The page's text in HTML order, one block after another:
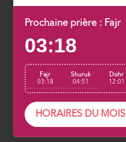
Prochaine prière : Fajr
03:18
Fajr
03:18
Shuruk
04:51
Dohr
12:01
HORAIRES DU MOIS